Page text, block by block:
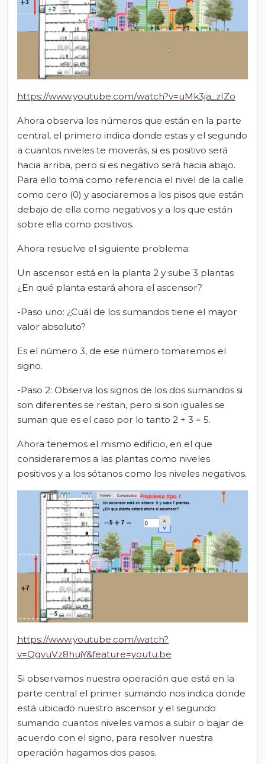
https://www.youtube.com/watch?v=uMk3ja_zIZo
Ahora observa los números que están en la parte
central, el primero indica donde estas y el segundo
a cuantos niveles te moverás, si es positivo será
hacia arriba, pero si es negativo será hacia abajo.
Para ello toma como referencia el nivel de la calle
como cero (0) y asociaremos a los pisos que están
debajo de ella como negativos y a los que están
sobre ella como positivos.
Ahora resuelve el siguiente problema:
Un ascensor está en la planta 2 y sube 3 plantas
¿En qué planta estará ahora el ascensor?
-Paso uno: ¿Cuál de los sumandos tiene el mayor
valor absoluto?
Es el número 3, de ese número tomaremos el
signo.
-Paso 2: Observa los signos de los dos sumandos si
son diferentes se restan, pero si son iguales se
suman que es el caso por lo tanto 2 + 3 = 5.
Ahora tenemos el mismo edificio, en el que
consideraremos a las plantas como niveles
positivos y a los sótanos como los niveles negativos.
https://www.youtube.com/watch?
v=QgvuVz8hujY&feature=youtu.be
Si observamos nuestra operación que está en la
parte central el primer sumando nos indica donde
está ubicado nuestro ascensor y el segundo
sumando cuantos niveles vamos a subir o bajar de
acuerdo con el signo, para resolver nuestra
operación hagamos dos pasos.